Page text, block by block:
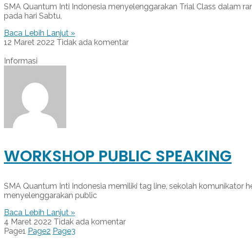
SMA Quantum Inti Indonesia menyelenggarakan Trial Class dalam
pada hari Sabtu,
Baca Lebih Lanjut »
12 Maret 2022 Tidak ada komentar
Informasi
WORKSHOP PUBLIC SPEAKING
SMA Quantum Inti Indonesia memiliki tag line, sekolah komunikator
menyelenggarakan public
Baca Lebih Lanjut »
4 Maret 2022 Tidak ada komentar
Page1 Page2 Page3